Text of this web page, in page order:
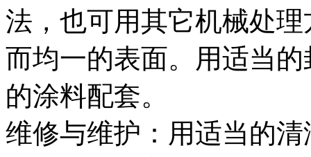
法，也可用其它机械处
而均一的表面。用适当
的涂料配套。
维修与维护：用适当的